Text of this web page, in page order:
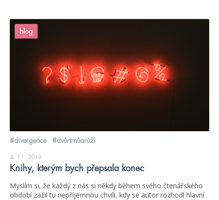
blog
#divergence #dvůrtrnůarůží
4. 11. 2019
Knihy, kterým bych přepsala konec
Myslím si, že každý z nás si někdy během svého čtenářského
období zažil tu nepříjemnou chvíli, kdy se autor rozhodl hlavní